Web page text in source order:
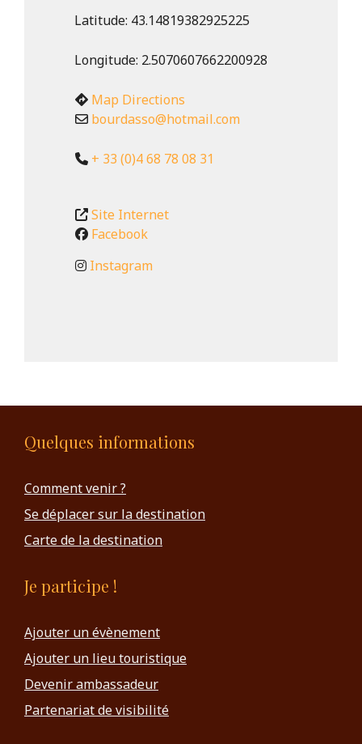
Latitude: 43.14819382925225
Longitude: 2.5070607662200928
Map Directions
bourdasso@hotmail.com
+ 33 (0)4 68 78 08 31
Site Internet
Facebook
Instagram
Quelques informations
Comment venir ?
Se déplacer sur la destination
Carte de la destination
Je participe !
Ajouter un évènement
Ajouter un lieu touristique
Devenir ambassadeur
Partenariat de visibilité